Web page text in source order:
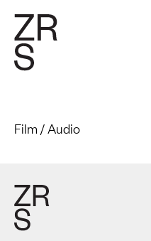
Film / Audio